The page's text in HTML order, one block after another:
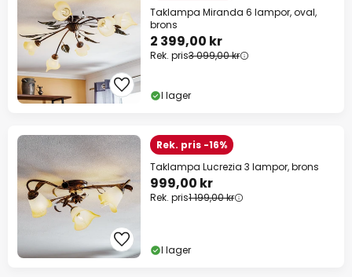
Taklampa Miranda 6 lampor, oval,
brons
2 399,00 kr
Rek. pris3 099,00 kr
I lager
Rek. pris -16%
Taklampa Lucrezia 3 lampor, brons
999,00 kr
Rek. pris1 199,00 kr
I lager